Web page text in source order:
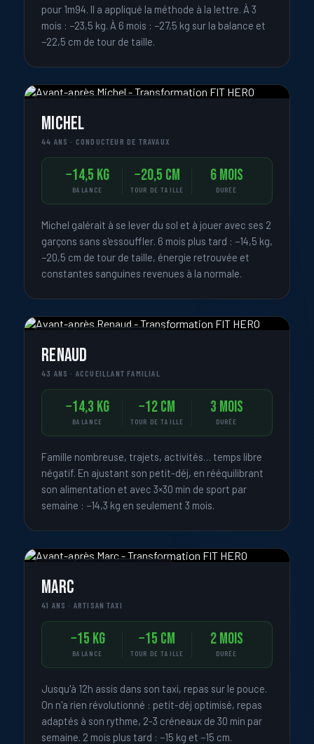
pour 1m94. Il a appliqué la méthode à la lettre. À 3
mois : −23,5 kg. À 6 mois : −27,5 kg sur la balance et
−22,5 cm de tour de taille.
Michel
44 ANS · CONDUCTEUR DE TRAVAUX
−14,5 kg
BALANCE
−20,5 cm
TOUR DE TAILLE
6 mois
DURÉE
Michel galérait à se lever du sol et à jouer avec ses 2
garçons sans s'essouffler. 6 mois plus tard : −14,5 kg,
−20,5 cm de tour de taille, énergie retrouvée et
constantes sanguines revenues à la normale.
Renaud
43 ANS · ACCUEILLANT FAMILIAL
−14,3 kg
BALANCE
−12 cm
TOUR DE TAILLE
3 mois
DURÉE
Famille nombreuse, trajets, activités… temps libre
négatif. En ajustant son petit-déj, en rééquilibrant
son alimentation et avec 3×30 min de sport par
semaine : −14,3 kg en seulement 3 mois.
Marc
41 ANS · ARTISAN TAXI
−15 kg
BALANCE
−15 cm
TOUR DE TAILLE
2 mois
DURÉE
Jusqu'à 12h assis dans son taxi, repas sur le pouce.
On n'a rien révolutionné : petit-déj optimisé, repas
adaptés à son rythme, 2-3 créneaux de 30 min par
semaine. 2 mois plus tard : −15 kg et −15 cm.